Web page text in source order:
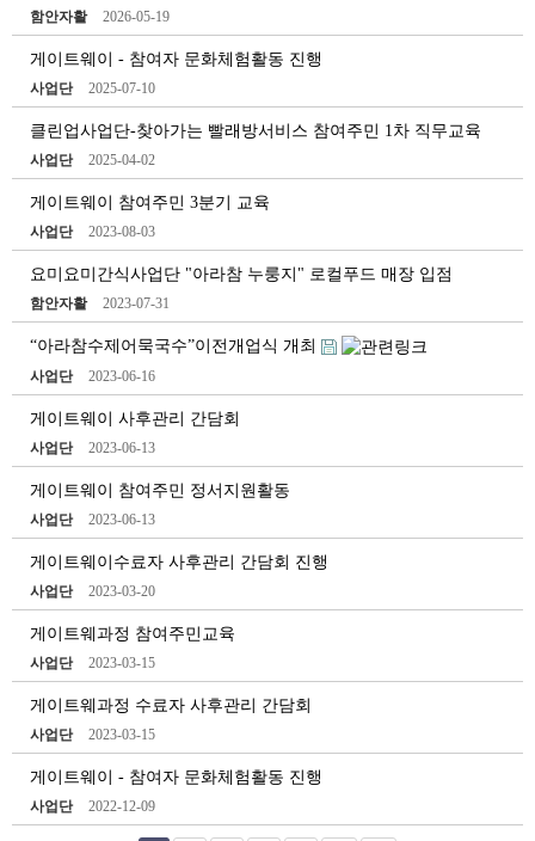
함안자활 2026-05-19
게이트웨이 - 참여자 문화체험활동 진행
사업단 2025-07-10
클린업사업단-찾아가는 빨래방서비스 참여주민 1차 직무교육
사업단 2025-04-02
게이트웨이 참여주민 3분기 교육
사업단 2023-08-03
요미요미간식사업단 "아라참 누룽지" 로컬푸드 매장 입점
함안자활 2023-07-31
“아라참수제어묵국수”이전개업식 개최
사업단 2023-06-16
게이트웨이 사후관리 간담회
사업단 2023-06-13
게이트웨이 참여주민 정서지원활동
사업단 2023-06-13
게이트웨이수료자 사후관리 간담회 진행
사업단 2023-03-20
게이트웨과정 참여주민교육
사업단 2023-03-15
게이트웨과정 수료자 사후관리 간담회
사업단 2023-03-15
게이트웨이 - 참여자 문화체험활동 진행
사업단 2022-12-09